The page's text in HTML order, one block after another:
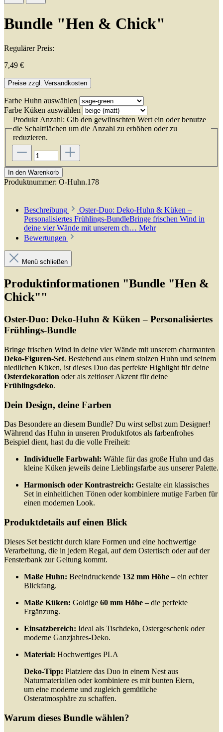
Bundle "Hen & Chick"
Regulärer Preis:
7,49 €
Preise zzgl. Versandkosten
Farbe Huhn auswählen
Farbe Küken auswählen
Produkt Anzahl: Gib den gewünschten Wert ein oder benutze
die Schaltflächen um die Anzahl zu erhöhen oder zu
reduzieren.
In den Warenkorb
Produktnummer: O-Huhn.178
Beschreibung
Oster-Duo: Deko-Huhn & Küken –
Personalisiertes Frühlings-BundleBringe frischen Wind in
deine vier Wände mit unserem ch… Mehr
Bewertungen
Menü schließen
Produktinformationen "Bundle "Hen &
Chick""
Oster-Duo: Deko-Huhn & Küken – Personalisiertes
Frühlings-Bundle
Bringe frischen Wind in deine vier Wände mit unserem charmanten
Deko-Figuren-Set. Bestehend aus einem stolzen Huhn und seinem
niedlichen Küken, ist dieses Duo das perfekte Highlight für deine
Osterdekoration oder als zeitloser Akzent für deine
Frühlingsdeko.
Dein Design, deine Farben
Das Besondere an diesem Bundle? Du wirst selbst zum Designer!
Während das Huhn in unseren Produktfotos als farbenfrohes
Beispiel dient, hast du die volle Freiheit:
Individuelle Farbwahl: Wähle für das große Huhn und das
kleine Küken jeweils deine Lieblingsfarbe aus unserer Palette.
Harmonisch oder Kontrastreich: Gestalte ein klassisches
Set in einheitlichen Tönen oder kombiniere mutige Farben für
einen modernen Look.
Produktdetails auf einen Blick
Dieses Set besticht durch klare Formen und eine hochwertige
Verarbeitung, die in jedem Regal, auf dem Ostertisch oder auf der
Fensterbank zur Geltung kommt.
Maße Huhn: Beeindruckende 132 mm Höhe – ein echter
Blickfang.
Maße Küken: Goldige 60 mm Höhe – die perfekte
Ergänzung.
Einsatzbereich: Ideal als Tischdeko, Ostergeschenk oder
moderne Ganzjahres-Deko.
Material: Hochwertiges PLA
Deko-Tipp: Platziere das Duo in einem Nest aus
Naturmaterialien oder kombiniere es mit bunten Eiern,
um eine moderne und zugleich gemütliche
Osteratmosphäre zu schaffen.
Warum dieses Bundle wählen?